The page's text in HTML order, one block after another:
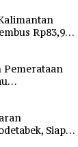
Rp83,98
Pemerataan
Siap